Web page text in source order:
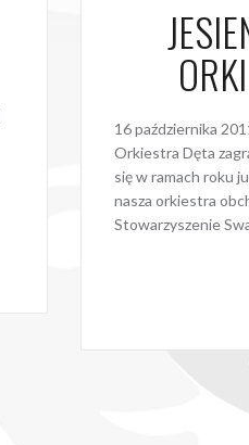
16 października
Orkiestra Dęta
się w ramach roku
nasza orkiestra
Stowarzyszenie